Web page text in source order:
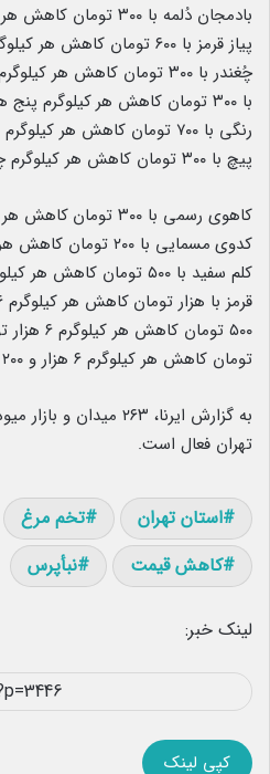
با ۳۰۰ تومان کاهش هر
پیچ با ۳۰۰ تومان کاهش هر کیلوگرم چهار هزار و ۶۰۰ تومان.
کاهوی رسمی با ۳۰۰ تومان
کدوی مسمایی با ۲۰۰ تومان کاهش هر کیلوگرم
قرمز با هزار تومان
تومان کاهش هر کیلوگرم ۶ هزار و ۲۰۰ تومان عرضه می شود.
تهران فعال است.
استان تهران تخم مرغ
کاهش قیمت
نبأپرس
لینک خبر:
کپی لینک